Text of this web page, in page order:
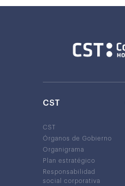
CST
CST
Órganos de Gobierno
Organigrama
Plan estratégico
Responsabilidad
social corporativa